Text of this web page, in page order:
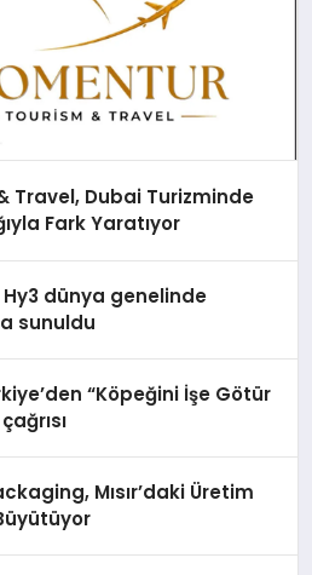
Travel, Dubai Turizminde
Fark Yaratıyor
dünya genelinde
sunuldu
“Köpeğini İşe Götür
Mısır’daki Üretim